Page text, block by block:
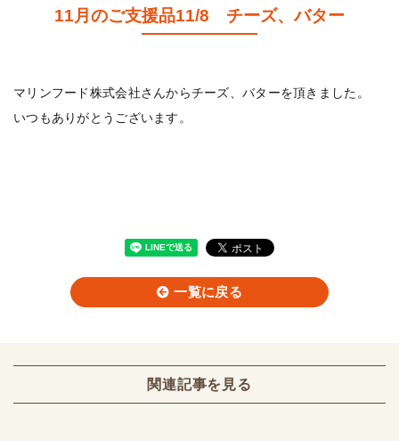
11月のご支援品11/8 チーズ、バター
マリンフード株式会社さんからチーズ、バターを頂きました。
いつもありがとうございます。
一覧に戻る
関連記事を見る